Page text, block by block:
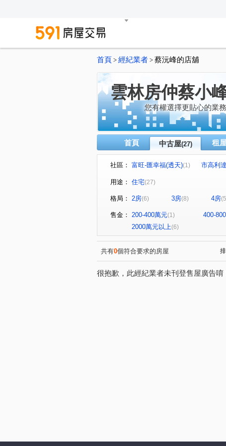
首頁 > 經紀業者 > 蔡沅峰的店舖
雲林房仲蔡小
您有權選擇更貼心的業務
首頁 中古屋(27) 租
社區： 富旺-匯幸福(透天)(1) 市高利達
中興一路發
斗六綻 銓威雲硯 他
江厝路(1) 大美路 中興
成功二街(2) 警民街
太平路(1) 正義街(1) 保長路
延平路二段(1)
用途： 住宅(27)
格局： 2房(6) 3房(8) 4房
售金： 200-400萬元(1) 400-
2000萬元以上(6)
共有0個符合要求的房屋
很抱歉，此經紀業者未刊登售屋廣告唷